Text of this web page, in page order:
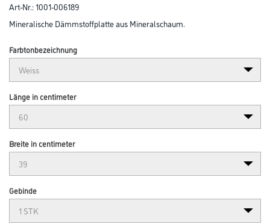
Art-Nr.:1001-006189
Mineralische Dämmstoffplatte aus Mineralschaum.
Farbtonbezeichnung
Länge in centimeter
Breite in centimeter
Gebinde